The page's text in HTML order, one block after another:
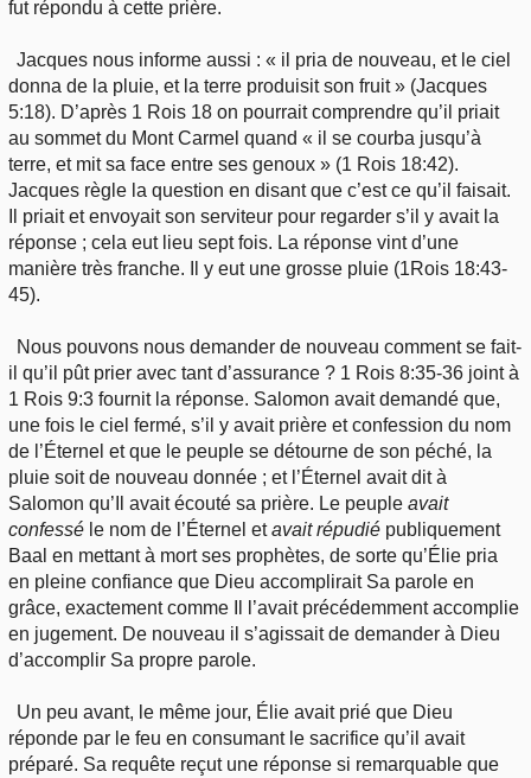
fut répondu à cette prière.
Jacques nous informe aussi : « il pria de nouveau, et le ciel
donna de la pluie, et la terre produisit son fruit » (Jacques
5:18). D’après 1 Rois 18 on pourrait comprendre qu’il priait
au sommet du Mont Carmel quand « il se courba jusqu’à
terre, et mit sa face entre ses genoux » (1 Rois 18:42).
Jacques règle la question en disant que c’est ce qu’il faisait.
Il priait et envoyait son serviteur pour regarder s’il y avait la
réponse ; cela eut lieu sept fois. La réponse vint d’une
manière très franche. Il y eut une grosse pluie (1Rois 18:43-
45).
Nous pouvons nous demander de nouveau comment se fait-
il qu’il pût prier avec tant d’assurance ? 1 Rois 8:35-36 joint à
1 Rois 9:3 fournit la réponse. Salomon avait demandé que,
une fois le ciel fermé, s’il y avait prière et confession du nom
de l’Éternel et que le peuple se détourne de son péché, la
pluie soit de nouveau donnée ; et l’Éternel avait dit à
Salomon qu’Il avait écouté sa prière. Le peuple avait
confessé le nom de l’Éternel etavait répudié publiquement
Baal en mettant à mort ses prophètes, de sorte qu’Élie pria
en pleine confiance que Dieu accomplirait Sa parole en
grâce, exactement comme Il l’avait précédemment accomplie
en jugement. De nouveau il s’agissait de demander à Dieu
d’accomplir Sa propre parole.
Un peu avant, le même jour, Élie avait prié que Dieu
réponde par le feu en consumant le sacrifice qu’il avait
préparé. Sa requête reçut une réponse si remarquable que